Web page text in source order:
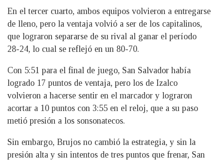
En el tercer cuarto, ambos equipos volvieron a entregarse
de lleno, pero la ventaja volvió a ser de los capitalinos,
que lograron separarse de su rival al ganar el período
28-24, lo cual se reflejó en un 80-70.
Con 5:51 para el final de juego, San Salvador había
logrado 17 puntos de ventaja, pero los de Izalco
volvieron a hacerse sentir en el marcador y lograron
acortar a 10 puntos con 3:55 en el reloj, que a su paso
metió presión a los sonsonatecos.
Sin embargo, Brujos no cambió la estrategia, y sin la
presión alta y sin intentos de tres puntos que frenar, San